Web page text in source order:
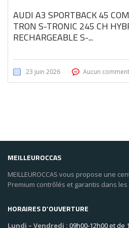
AUDI A3 SPORTBACK 45
TRON S-TRONIC 245 CH
RECHARGEABLE S-...
23 juin 2026 Aucun
MEILLEUROCCAS
MEILLEUROCCAS vous propose une
Premium contrôlés et garantis dans les
HORAIRES D’OUVERTURE
Lundi – Vendredi : 09h00-12h00 et de